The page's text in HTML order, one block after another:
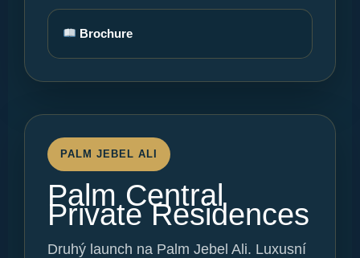
Brochure
PALM JEBEL ALI
Palm Central
Private Residences
Druhý launch na Palm Jebel Ali. Luxusní